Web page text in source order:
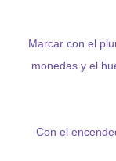
Marcar con el plumón negro la franja donde se meterán las
monedas y el
Con el encendedor, calentar el cúter y cortar lo marcado